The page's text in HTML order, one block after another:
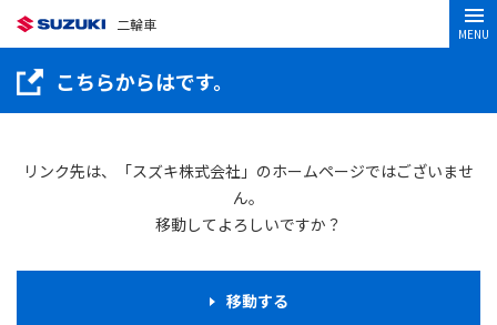
二輪車
MENU
こちらからはです。
リンク先は、「スズキ株式会社」のホームページではございませ
ん。
移動してよろしいですか？
移動する